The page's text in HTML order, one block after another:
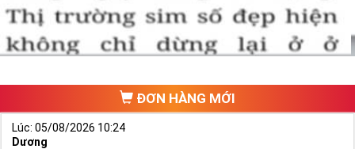
ĐƠN HÀNG MỚI
Lúc: 05/08/2026 10:24
Dương